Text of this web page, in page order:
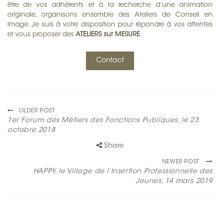
être de vos adhérents et à la recherche d’une animation
originale, organisons ensemble des Ateliers de Conseil en
Image. Je suis à votre disposition pour répondre à vos attentes
et vous proposer des ATELIERS sur MESURE.
Contact
OLDER POST
1er Forum des Métiers des Fonctions Publiques, le 23
octobre 2018
Share
NEWER POST
HAPPY, le Village de l’Insertion Professionnelle des
Jeunes, 14 mars 2019